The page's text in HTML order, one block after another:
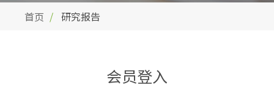
首页 研究报告
会员登入